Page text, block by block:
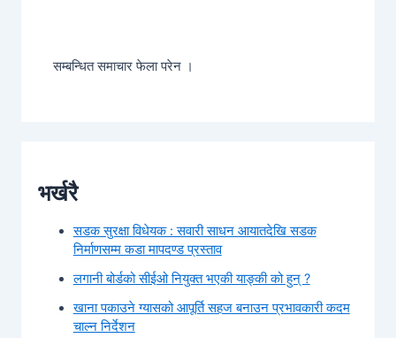
सम्बन्धित समाचार फेला परेन ।
भर्खरै
सडक सुरक्षा विधेयक : सवारी साधन आयातदेखि सडक
निर्माणसम्म कडा मापदण्ड प्रस्ताव
लगानी बोर्डको सीईओ नियुक्त भएकी याङ्की को हुन् ?
खाना पकाउने ग्यासको आपूर्ति सहज बनाउन प्रभावकारी कदम
चाल्न निर्देशन